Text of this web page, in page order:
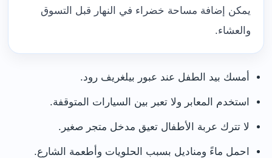
يمكن إضافة مساحة خضراء في النهار قبل التسوق
والعشاء.
أمسك بيد الطفل عند عبور بيلغريف رود.
استخدم المعابر ولا تعبر بين السيارات المتوقفة.
لا تترك عربة الأطفال تعيق مدخل متجر صغير.
احمل ماءً ومناديل بسبب الحلويات وأطعمة الشارع.